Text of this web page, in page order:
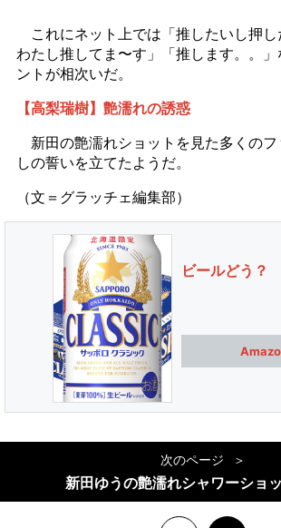
これにネット上では「推したいし押し
わたし推してま〜す」「推します。。」
ントが相次いだ。
【高梨瑞樹】艶濡れの誘惑
新田の艶濡れショットを見た多くのフ
しの誓いを立てたようだ。
（文＝グラッチェ編集部）
ビールどう？
次のページ
新田ゆうの艶濡れシャワーショ